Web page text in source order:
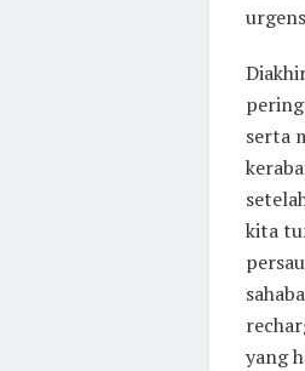
serta
kita
yang